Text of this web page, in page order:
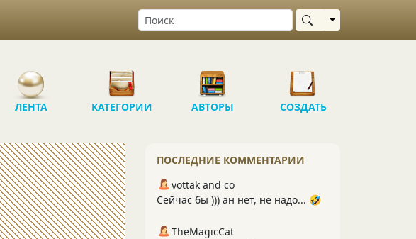
Выбрать область
ЛЕНТА КАТЕГОРИИ АВТОРЫ СОЗДАТЬ
ПОСЛЕДНИЕ КОММЕНТАРИИ
vottak and co
Сейчас бы ))) ан нет, не надо... 🤣
TheMagicCat